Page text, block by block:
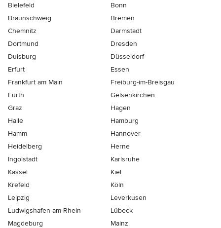
Bielefeld
Bonn
Braunschweig
Bremen
Chemnitz
Darmstadt
Dortmund
Dresden
Duisburg
Düsseldorf
Erfurt
Essen
Frankfurt am Main
Freiburg-im-Breisgau
Fürth
Gelsenkirchen
Graz
Hagen
Halle
Hamburg
Hamm
Hannover
Heidelberg
Herne
Ingolstadt
Karlsruhe
Kassel
Kiel
Krefeld
Köln
Leipzig
Leverkusen
Ludwigshafen-am-Rhein
Lübeck
Magdeburg
Mainz